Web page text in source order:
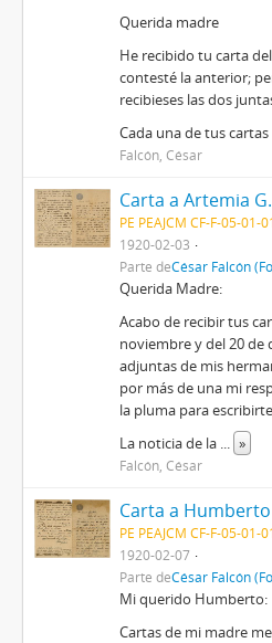
Querida madre
He recibido tu carta
contesté la anterior;
recibieses las dos
Cada una de tus
Falcón, César
PE PEAJCM CF-F-05-01-
1920-02-03
Parte deCésar Falcón
Querida Madre:
Acabo de recibir tus
noviembre y del 20 de
adjuntas de mis
por más de una mi
la pluma para
La noticia de la ... »
Falcón, César
PE PEAJCM CF-F-05-01-
1920-02-07
Parte deCésar Falcón
Mi querido Humberto:
Cartas de mi madre